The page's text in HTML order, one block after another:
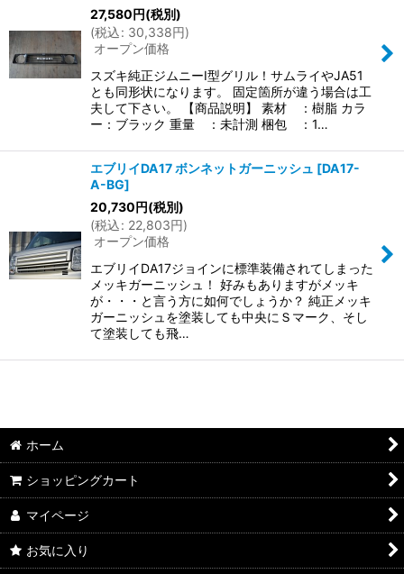
27,580円(税別)
(税込: 30,338円)
オープン価格
スズキ純正ジムニーI型グリル！サムライやJA51
とも同形状になります。 固定箇所が違う場合は工
夫して下さい。 【商品説明】 素材 ：樹脂 カラ
ー：ブラック 重量 ：未計測 梱包 ：1…
エブリイDA17 ボンネットガーニッシュ [DA17-
A-BG]
20,730円(税別)
(税込: 22,803円)
オープン価格
エブリイDA17ジョインに標準装備されてしまった
メッキガーニッシュ！ 好みもありますがメッキ
が・・・と言う方に如何でしょうか？ 純正メッキ
ガーニッシュを塗装しても中央にＳマーク、そし
て塗装しても飛…
ホーム
ショッピングカート
マイページ
お気に入り